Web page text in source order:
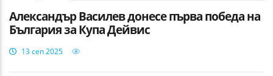
Александър Василев донесе първа победа на
България за Купа Дейвис
13 сеп 2025